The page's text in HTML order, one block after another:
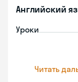
Английский
Уроки
Читать